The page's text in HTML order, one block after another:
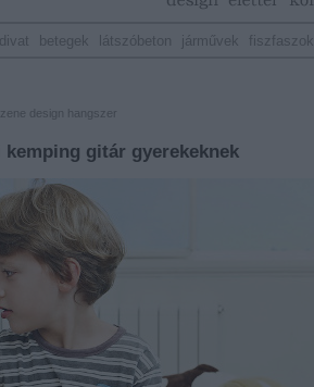
divat betegek látszóbeton járművek fiszfaszok
zene design hangszer
gitár gyerekeknek